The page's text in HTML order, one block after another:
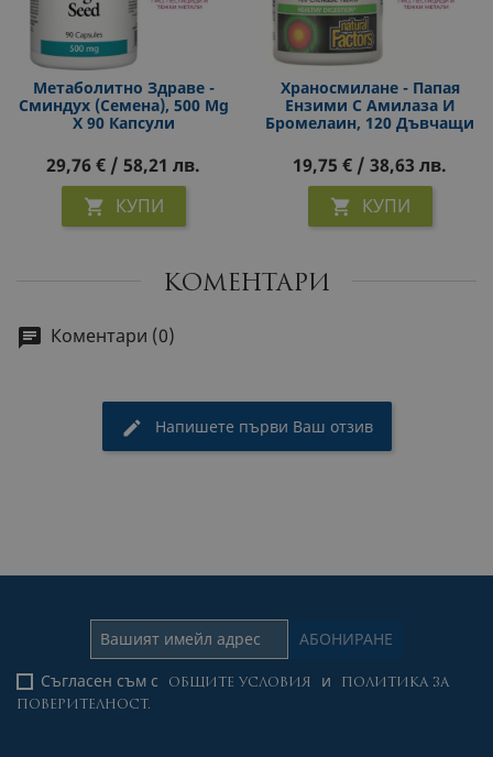
Метаболитно Здраве -
Сминдух (семена), 500 Mg
Х 90 Капсули
29,76 € / 58,21 лв.
 КУПИ
Храносмилане - Папая
Eнзими С Амилаза И
Бромелаин, 120 Дъвчащи
19,75 € / 38,63 лв.
 КУПИ
КОМЕНТАРИ
Коментари (0)
Напишете първи Ваш отзив
Съгласен съм с ОБЩИТЕ УСЛОВИЯ и
ПОЛИТИКА ЗА
ПОВЕРИТЕЛНОСТ.